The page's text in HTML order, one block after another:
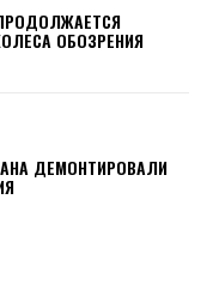
ОБОЗРЕНИЯ
ДЕМОНТИРОВАЛИ